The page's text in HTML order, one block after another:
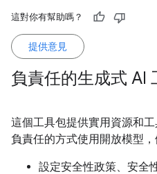
這對你有幫助嗎？
提供意見
負責任的生成式 AI
這個工具包提供實用資源和
負責任的方式使用開放模型，
設定安全性政策、安全